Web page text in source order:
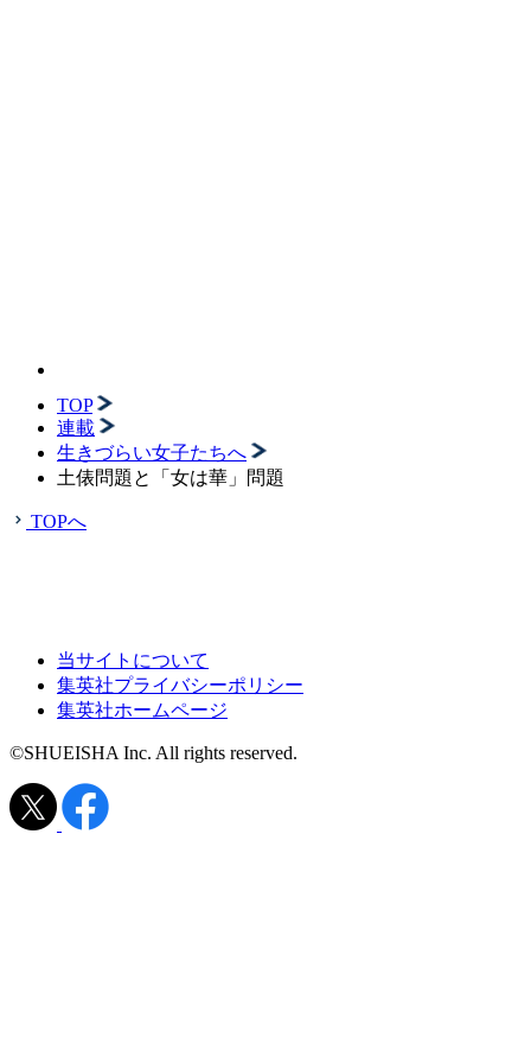
TOP
連載
生きづらい女子たちへ
土俵問題と「女は華」問題
TOPへ
当サイトについて
集英社プライバシーポリシー
集英社ホームページ
©SHUEISHA Inc. All rights reserved.